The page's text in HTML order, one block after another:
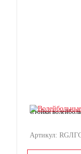
Стойки
Артикул: